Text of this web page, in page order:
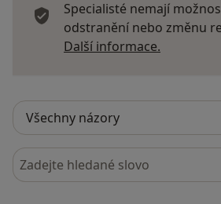
Specialisté nemají
odstranění nebo změnu
Další informace.
Hledejte v názorech